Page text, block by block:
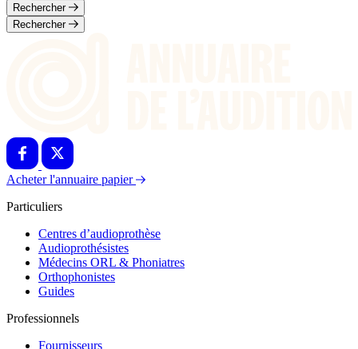
Rechercher
Rechercher
Acheter l'annuaire papier
Particuliers
Centres d’audioprothèse
Audioprothésistes
Médecins ORL & Phoniatres
Orthophonistes
Guides
Professionnels
Fournisseurs